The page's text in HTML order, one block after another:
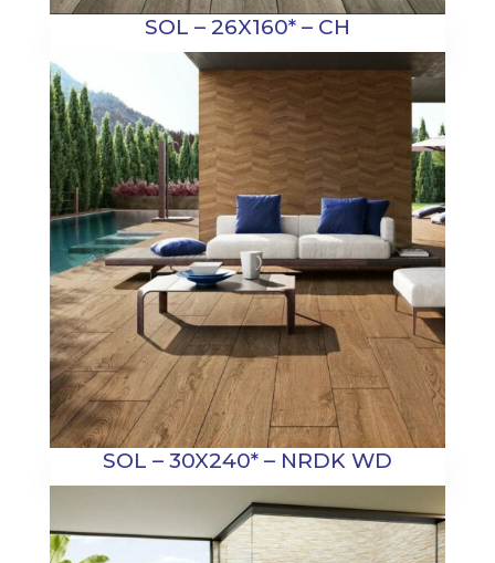
SOL – 26X160* – CH
SOL – 30X240* – NRDK WD